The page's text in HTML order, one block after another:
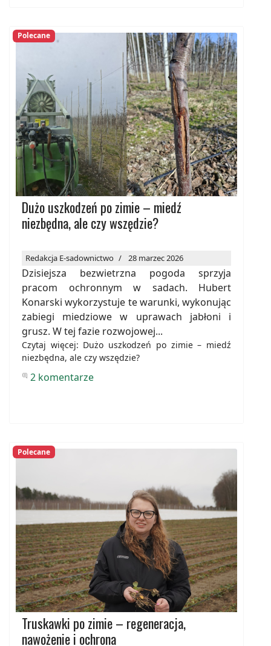
Polecane
Dużo uszkodzeń po zimie – miedź
niezbędna, ale czy wszędzie?
Redakcja E-sadownictwo 28 marzec 2026
Dzisiejsza bezwietrzna pogoda sprzyja
pracom ochronnym w sadach. Hubert
Konarski wykorzystuje te warunki, wykonując
zabiegi miedziowe w uprawach jabłoni i
grusz. W tej fazie rozwojowej...
Czytaj więcej: Dużo uszkodzeń po zimie – miedź
niezbędna, ale czy wszędzie?
2 komentarze
Polecane
Truskawki po zimie – regeneracja,
nawożenie i ochrona